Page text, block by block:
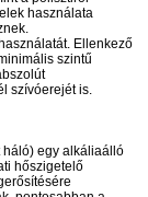
használata
Ellenkező
szintű
szívóerejét is.
háló) egy alkáliaálló
hőszigetelő